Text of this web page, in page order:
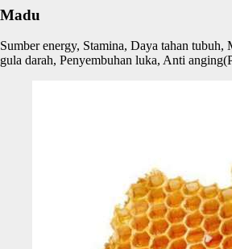
Madu
Sumber energy, Stamina, Daya tahan tubuh,
gula darah, Penyembuhan luka, Anti